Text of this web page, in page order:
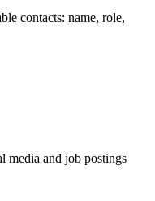
contacts: name, role,
media and job postings